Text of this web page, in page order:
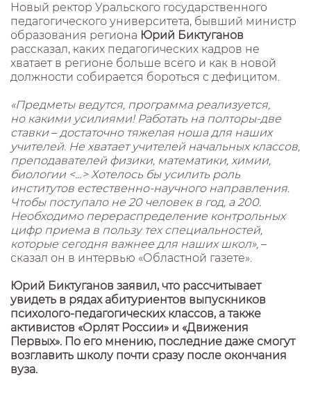
Новый ректор Уральского государственного
педагогического университета, бывший министр
образования региона Юрий Биктуганов
рассказал, каких педагогических кадров не
хватает в регионе больше всего и как в новой
должности собирается бороться с дефицитом.
«Предметы ведутся, программа реализуется,
но какими усилиями! Работать на полторы-две
ставки – достаточно тяжелая ноша для наших
учителей. Не хватает учителей начальных классов,
преподавателей физики, математики, химии,
биологии <…> Хотелось бы усилить роль
институтов естественно-научного направления.
Чтобы поступало не 20 человек в год, а 200.
Необходимо перераспределение контрольных
цифр приема в пользу тех специальностей,
которые сегодня важнее для наших школ», –
сказал он в интервью «Областной газете».
Юрий Биктуганов заявил, что рассчитывает
увидеть в рядах абитуриентов выпускников
психолого-педагогических классов, а также
активистов «Орлят России» и «Движения
Первых». По его мнению, последние даже смогут
возглавить школу почти сразу после окончания
вуза.